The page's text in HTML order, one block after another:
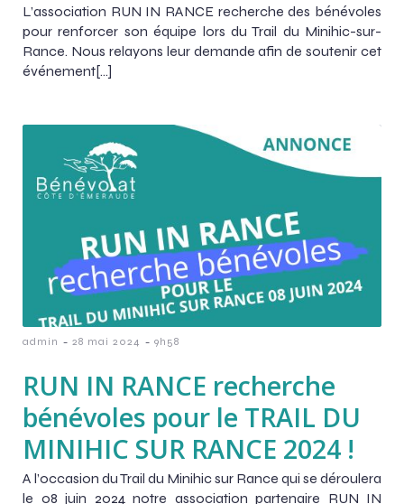
L’association RUN IN RANCE recherche des bénévoles
pour renforcer son équipe lors du Trail du Minihic-sur-
Rance. Nous relayons leur demande afin de soutenir cet
événement[…]
admin - 28 mai 2024 - 9h58
RUN IN RANCE recherche
bénévoles pour le TRAIL DU
MINIHIC SUR RANCE 2024 !
A l’occasion du Trail du Minihic sur Rance qui se déroulera
le 08 juin 2024 notre association partenaire RUN IN